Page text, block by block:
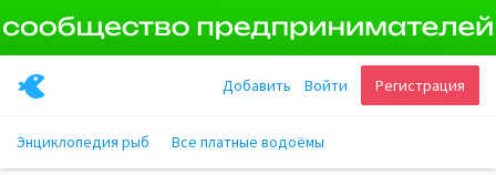
Регистрация
Войти
Добавить
Энциклопедия рыб Все платные водоёмы